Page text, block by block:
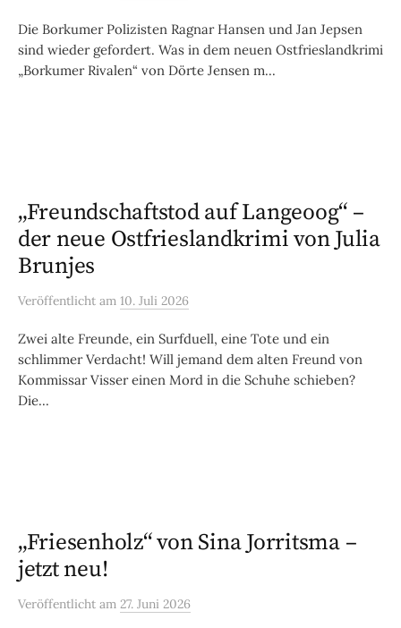
Die Borkumer Polizisten Ragnar Hansen und Jan Jepsen
sind wieder gefordert. Was in dem neuen Ostfrieslandkrimi
„Borkumer Rivalen“ von Dörte Jensen m...
„Freundschaftstod auf Langeoog“ –
der neue Ostfrieslandkrimi von Julia
Brunjes
Veröffentlicht am 10. Juli 2026
Zwei alte Freunde, ein Surfduell, eine Tote und ein
schlimmer Verdacht! Will jemand dem alten Freund von
Kommissar Visser einen Mord in die Schuhe schieben?
Die...
„Friesenholz“ von Sina Jorritsma –
jetzt neu!
Veröffentlicht am 27. Juni 2026